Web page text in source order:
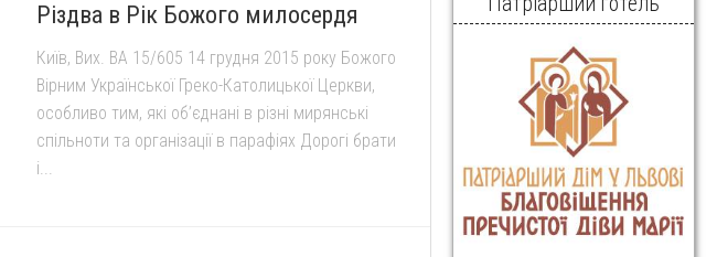
Різдва в Рік Божого милосердя
Київ, Вих. ВА 15/605 14 грудня 2015 року Божого
Вірним Української Греко-Католицької Церкви,
особливо тим, які об’єднані в різні мирянські
спільноти та організації в парафіях Дорогі брати
і...